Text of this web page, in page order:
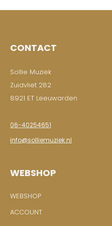
CONTACT
Sollie Muziek
Zuidvliet 282
8921 ET Leeuwarden
06-40254651
info@solliemuziek.nl
WEBSHOP
WEBSHOP
ACCOUNT